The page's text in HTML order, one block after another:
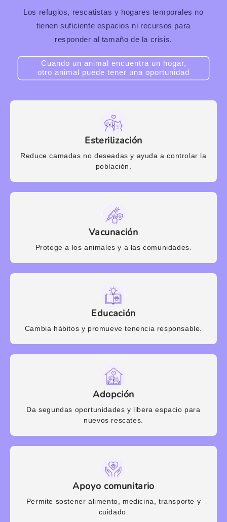
Los refugios, rescatistas y hogares temporales no
tienen suficiente espacios ni recursos para
responder al tamaño de la crisis.
Cuando un animal encuentra un hogar,
otro animal puede tener una oportunidad
Esterilización
Reduce camadas no deseadas y ayuda a controlar la
población.
Vacunación
Protege a los animales y a las comunidades.
Educación
Cambia hábitos y promueve tenencia responsable.
Adopción
Da segundas oportunidades y libera espacio para
nuevos rescates.
Apoyo comunitario
Permite sostener alimento, medicina, transporte y
cuidado.